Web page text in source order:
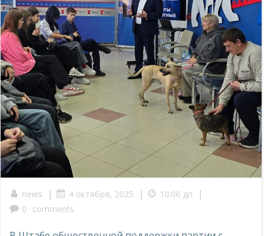
news | 4 октября, 2025 | 10:06 дп |
0 comments